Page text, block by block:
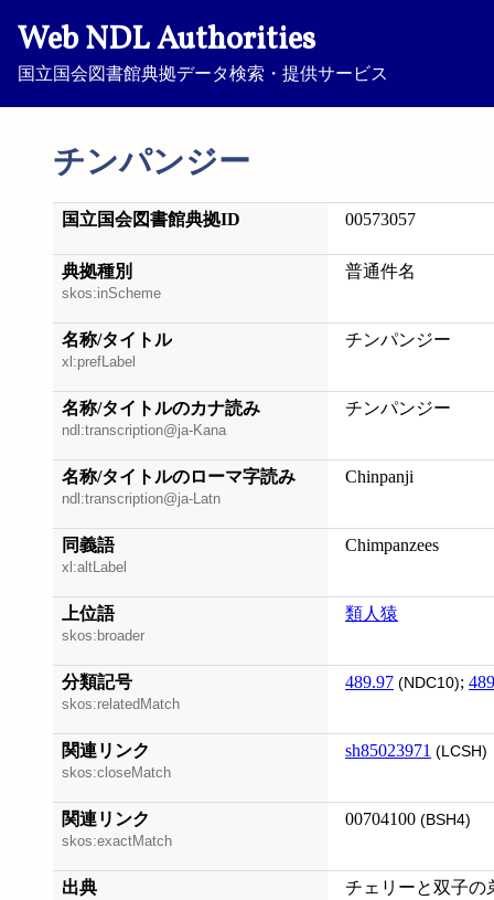
Web NDL Authorities
国立国会図書館典拠データ検索・提供サービス
チンパンジー
国立国会図書館典拠ID 00573057
典拠種別
skos:inScheme
普通件名
名称/タイトル
xl:prefLabel
チンパンジー
名称/タイトルのカナ読み
ndl:transcription@ja-Kana
チンパンジー
名称/タイトルのローマ字読み
ndl:transcription@ja-Latn
Chinpanji
同義語
xl:altLabel
Chimpanzees
上位語
skos:broader
類人猿
分類記号
skos:relatedMatch
489.97 (NDC10);
関連リンク
skos:closeMatch
sh85023971 (LCSH)
関連リンク
skos:exactMatch
00704100 (BSH4)
出典 チェリーと双子の